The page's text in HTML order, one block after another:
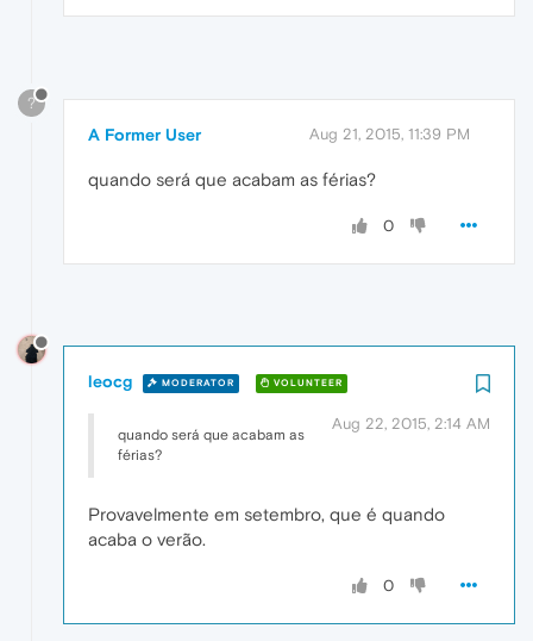
?
A Former User Aug 21, 2015, 11:39 PM
quando será que acabam as férias?
0
leocg MODERATOR VOLUNTEER
Aug 22, 2015, 2:14 AM
quando será que acabam as
férias?
Provavelmente em setembro, que é quando
acaba o verão.
0